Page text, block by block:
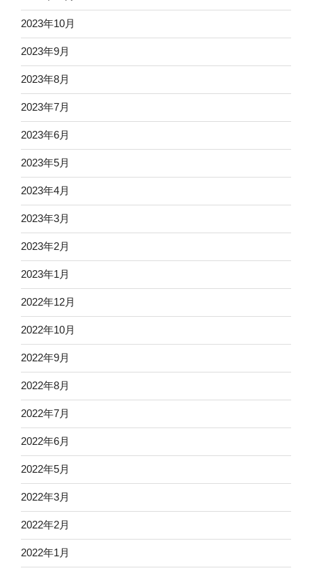
2023年10月
2023年9月
2023年8月
2023年7月
2023年6月
2023年5月
2023年4月
2023年3月
2023年2月
2023年1月
2022年12月
2022年10月
2022年9月
2022年8月
2022年7月
2022年6月
2022年5月
2022年3月
2022年2月
2022年1月